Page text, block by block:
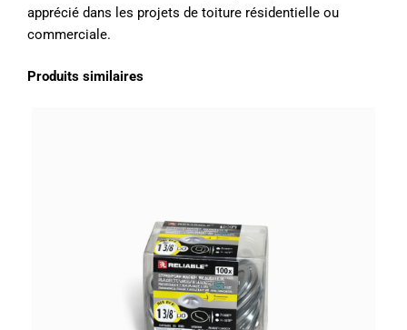
apprécié dans les projets de toiture résidentielle ou
commerciale.
Produits similaires